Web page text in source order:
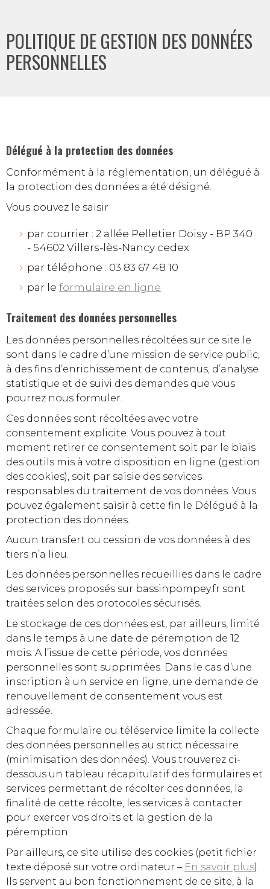
POLITIQUE DE GESTION DES DONNÉES
PERSONNELLES
Délégué à la protection des données
Conformément à la réglementation, un délégué à
la protection des données a été désigné.
Vous pouvez le saisir
par courrier : 2 allée Pelletier Doisy - BP 340
- 54602 Villers-lès-Nancy cedex
par téléphone : 03 83 67 48 10
par le formulaire en ligne
Traitement des données personnelles
Les données personnelles récoltées sur ce site le
sont dans le cadre d’une mission de service public,
à des fins d’enrichissement de contenus, d’analyse
statistique et de suivi des demandes que vous
pourrez nous formuler.
Ces données sont récoltées avec votre
consentement explicite. Vous pouvez à tout
moment retirer ce consentement soit par le biais
des outils mis à votre disposition en ligne (gestion
des cookies), soit par saisie des services
responsables du traitement de vos données. Vous
pouvez également saisir à cette fin le Délégué à la
protection des données.
Aucun transfert ou cession de vos données à des
tiers n’a lieu.
Les données personnelles recueillies dans le cadre
des services proposés sur bassinpompey.fr sont
traitées selon des protocoles sécurisés.
Le stockage de ces données est, par ailleurs, limité
dans le temps à une date de péremption de 12
mois. A l’issue de cette période, vos données
personnelles sont supprimées. Dans le cas d’une
inscription à un service en ligne, une demande de
renouvellement de consentement vous est
adressée.
Chaque formulaire ou téléservice limite la collecte
des données personnelles au strict nécessaire
(minimisation des données). Vous trouverez ci-
dessous un tableau récapitulatif des formulaires et
services permettant de récolter ces données, la
finalité de cette récolte, les services à contacter
pour exercer vos droits et la gestion de la
péremption.
Par ailleurs, ce site utilise des cookies (petit fichier
texte déposé sur votre ordinateur – En savoir plus).
Ils servent au bon fonctionnement de ce site, à la